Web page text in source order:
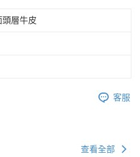
層牛皮
客服
查看全部